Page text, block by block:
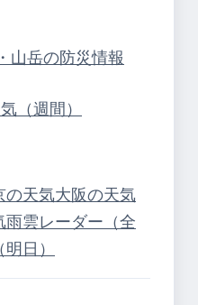
山岳の防災情報
（週間）
の天気大阪の天気
雨雲レーダー（全
日）